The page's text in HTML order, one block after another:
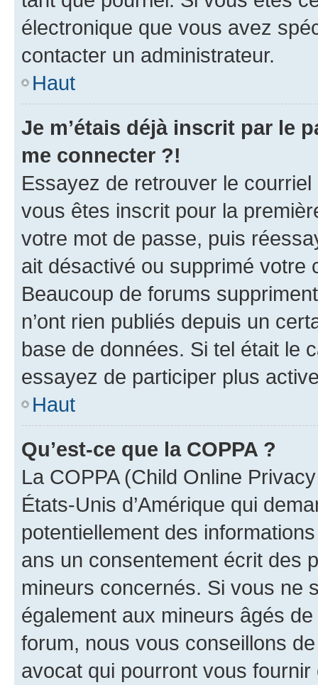
électronique que vous avez
contacter un administrateur.
Haut
Je m’étais déjà inscrit par le
me connecter ?!
Essayez de retrouver le
vous êtes inscrit pour la
votre mot de passe, puis
ait désactivé ou supprimé votre
Beaucoup de forums
n’ont rien publiés depuis un
base de données. Si tel était le
essayez de participer plus
Haut
Qu’est-ce que la COPPA ?
La COPPA (Child Online
États-Unis d’Amérique qui
potentiellement des
ans un consentement écrit des
mineurs concernés. Si vous ne
également aux mineurs âgés
forum, nous vous conseillons
avocat qui pourront vous